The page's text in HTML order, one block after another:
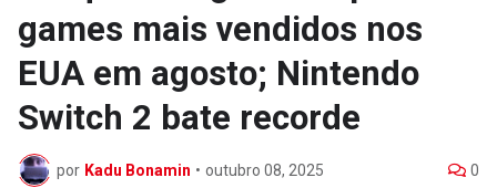
games mais vendidos nos
EUA em agosto; Nintendo
Switch 2 bate recorde
por Kadu Bonamin • outubro 08, 2025 0